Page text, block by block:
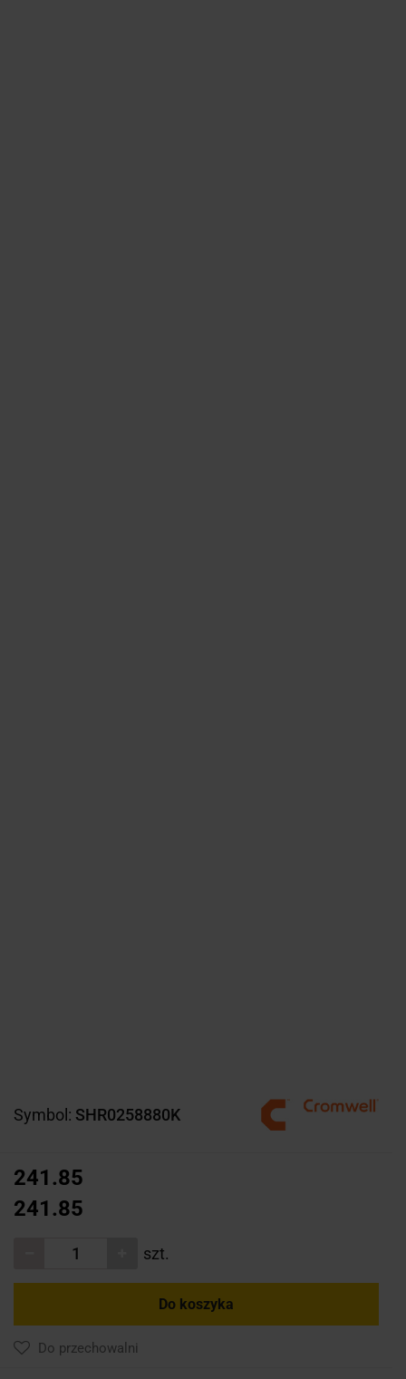
Symbol: SHR0258880K
241.85
241.85
szt.
Do koszyka
Do przechowalni